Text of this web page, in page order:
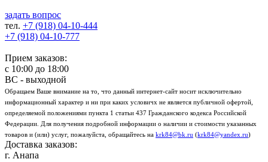
задать вопрос
тел. +7 (918) 04-10-444
+7 (918) 04-10-777
Прием заказов:
с 10:00 до 18:00
ВС - выходной
Обращаем Ваше внимание на то, что данный интернет-сайт носит исключительно
информационный характер и ни при каких условичх не является публичной офертой,
определяемой положениями пункта 1 статьи 437 Гражданского кодекса Российской
Федерации. Для получения подробной информации о наличии и стоимости указанных
товаров и (или) услуг, пожалуйста, обращайтесь на krk84@bk.ru (krk84@yandex.ru)
Доставка заказов:
г. Анапа